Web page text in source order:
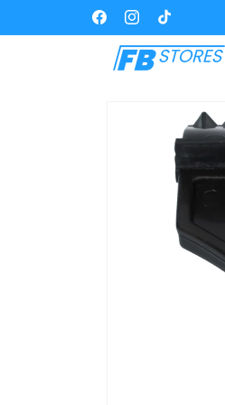
content
FacebookInstagram
TikTok
productinformatie